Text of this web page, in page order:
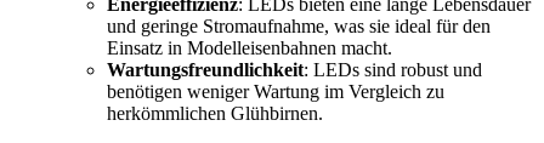
Energieeffizienz: LEDs bieten eine lange Lebensdauer
und geringe Stromaufnahme, was sie ideal für den
Einsatz in Modelleisenbahnen macht.
Wartungsfreundlichkeit: LEDs sind robust und
benötigen weniger Wartung im Vergleich zu
herkömmlichen Glühbirnen.